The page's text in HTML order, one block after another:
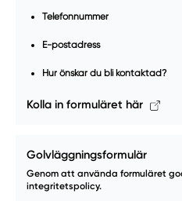
Telefonnummer
E-postadress
Hur önskar du bli kontaktad?
Kolla in formuläret här
Golvläggningsformulär
Genom att använda formuläret
integritetspolicy.